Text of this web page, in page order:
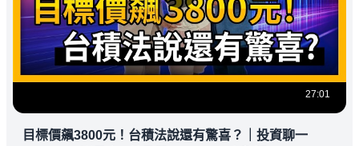
27:01
目標價飆3800元！台積法說還有驚喜？｜投資聊一